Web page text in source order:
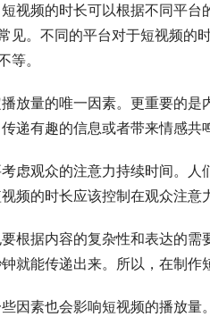
视频的时长可以根据不同平
见。不同的平台对于短视频
等。
放量的唯一因素。更重要的
递有趣的信息或者带来情感共
虑观众的注意力持续时间。
频的时长应该控制在观众注意
根据内容的复杂性和表达的
就能传递出来。所以，在制作
因素也会影响短视频的播放